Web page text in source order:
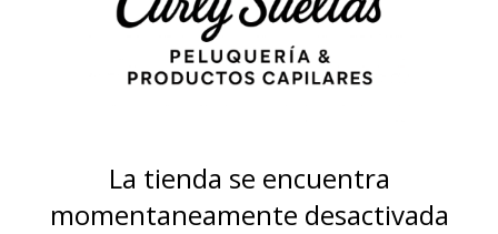
La tienda se encuentra
momentaneamente desactivada